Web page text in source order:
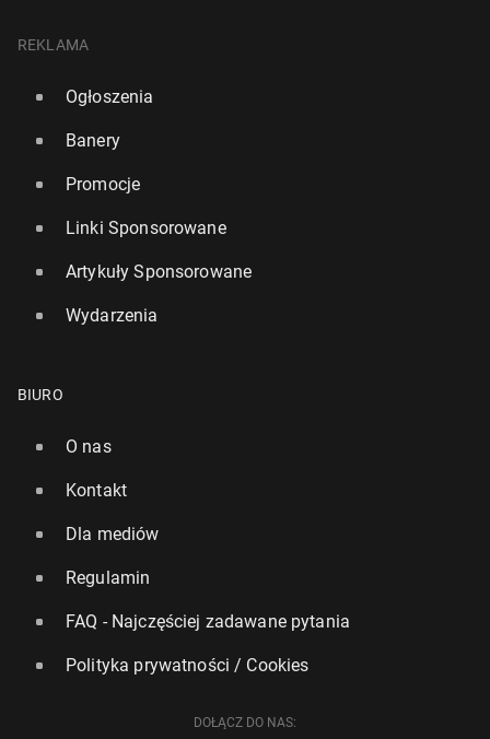
w zeszłym roku
30 lipca, 13:00
finanse. Nowe badanie po­ka­zu­je skalę zja­wi­ska
29 lipca, 16:15
REKLAMA
Ogłoszenia
Banery
Promocje
Linki Sponsorowane
Artykuły Sponsorowane
Wydarzenia
BIURO
O nas
Kontakt
Dla mediów
Regulamin
FAQ - Najczęściej zadawane pytania
Polityka prywatności / Cookies
DOŁĄCZ DO NAS: